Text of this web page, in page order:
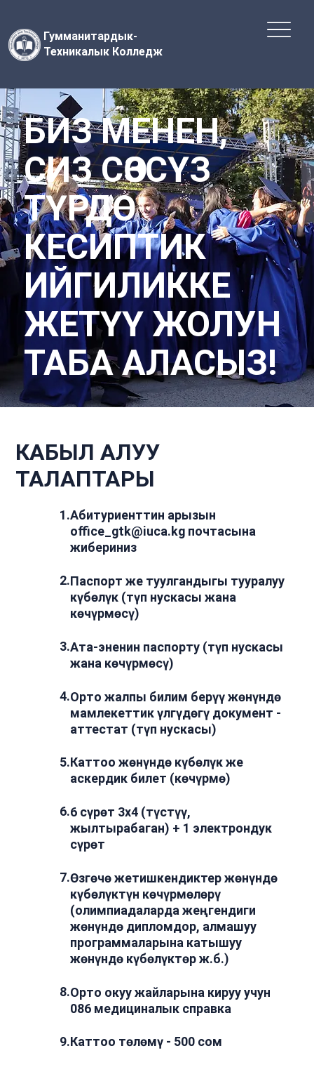
Гумманитардык-
Техникалык Колледж
БИЗ МЕНЕН,
СИЗ СӨЗСҮЗ
ТҮРДӨ
КЕСИПТИК
ИЙГИЛИККЕ
ЖЕТҮҮ ЖОЛУН
ТАБА АЛАСЫЗ!
КАБЫЛ АЛУУ
ТАЛАПТАРЫ
1.Абитуриенттин арызын
office_gtk@iuca.kg почтасына
жибериниз
2.Паспорт же туулгандыгы тууралуу
күбөлүк (түп нускасы жана
көчүрмөсү)
3.Ата-эненин паспорту (түп нускасы
жана көчүрмөсү)
4.Орто жалпы билим берүү жөнүндө
мамлекеттик үлгүдөгү документ -
аттестат (түп нускасы)
5.Каттоо жөнүндө күбөлүк же
аскердик билет (көчүрмө)
6.6 сүрөт 3х4 (түстүү,
жылтырабаган) + 1 электрондук
сүрөт
7.Өзгөчө жетишкендиктер жөнүндө
күбөлүктүн көчүрмөлөрү
(олимпиадаларда жеңгендиги
жөнүндө дипломдор, алмашуу
программаларына катышуу
жөнүндө күбөлүктөр ж.б.)
8.Орто окуу жайларына кируу учун
086 медициналык справка
9.Каттоо төлөмү - 500 сом